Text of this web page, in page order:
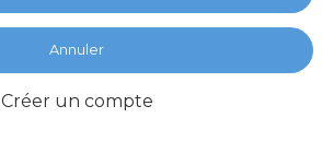
Annuler
Créer un compte